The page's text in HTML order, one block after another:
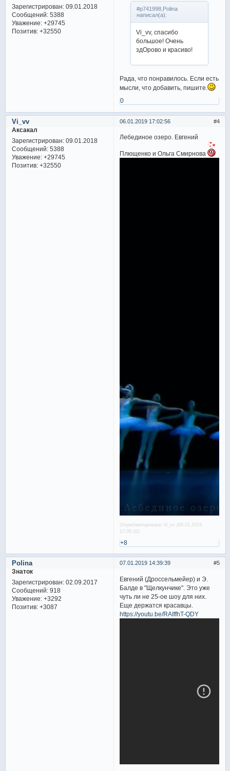
Зарегистрирован: 09.01.2018
Сообщений:5388
Уважение: +29745
Позитив: +32550
#p741998,Polina
написал(а):
Vi_vv, спасибо
большое! Очень
здОрово и красиво!
Рада, что понравилось. Если есть
мысли, что добавить, пишите.
0
4
06.01.2019 17:02:56
Vi_vv
Аксакал
Зарегистрирован: 09.01.2018
Сообщений:5388
Уважение: +29745
Позитив: +32550
Лебединое озеро. Евгений
Плющенко и Ольга Смирнова
Отредактировано Vi_vv (06.01.2019
17:05:32)
+8
5
07.01.2019 14:39:39
Polina
Знаток
Зарегистрирован: 02.09.2017
Сообщений:918
Уважение: +3292
Позитив: +3087
Евгений (Дроссельмейер) и Э.
Балде в "Щелкунчике". Это уже
чуть ли не 25-ое шоу для них.
Еще держатся красавцы.
https://youtu.be/RAIffhT-QDY